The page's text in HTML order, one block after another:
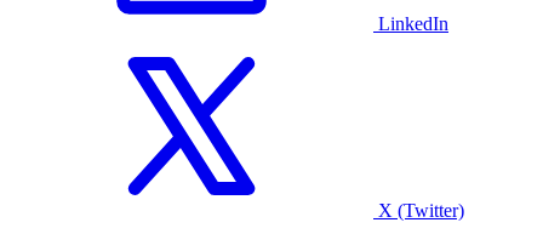
LinkedIn
X (Twitter)